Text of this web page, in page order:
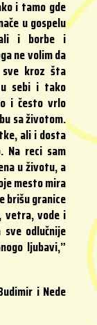
i tamo gde
u gospelu
i borbe i
ne volim da
sve kroz šta
sebi i tako
i često vrlo
sa životom.
ali i dosta
Na reci sam
u životu, a
mesto mira
brišu granice
vetra, vode i
odlučnije
ljubavi,”
i Nede